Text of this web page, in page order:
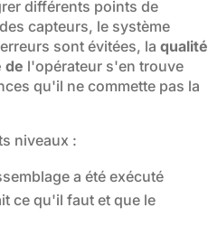
différents points de
capteurs, le système
sont évitées, laqualité
de l'opérateur s'en trouve
qu'il ne commette pas la
niveaux :
a été exécuté
ce qu'il faut et que le